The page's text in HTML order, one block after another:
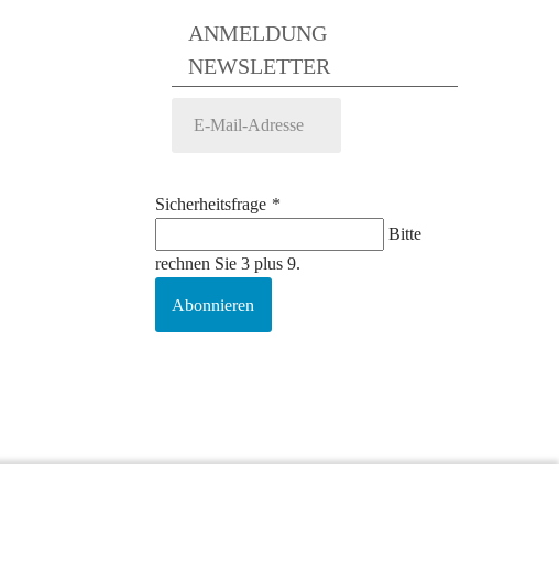
ANMELDUNG
NEWSLETTER
Sicherheitsfrage *
Bitte
rechnen Sie 3 plus 9.
Abonnieren